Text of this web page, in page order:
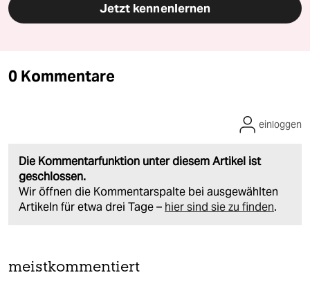
Jetzt kennenlernen
0 Kommentare
Die Kommentarfunktion unter diesem Artikel ist
geschlossen.
Wir öffnen die Kommentarspalte bei ausgewählten
Artikeln für etwa drei Tage – hier sind sie zu finden.
einloggen
meistkommentiert